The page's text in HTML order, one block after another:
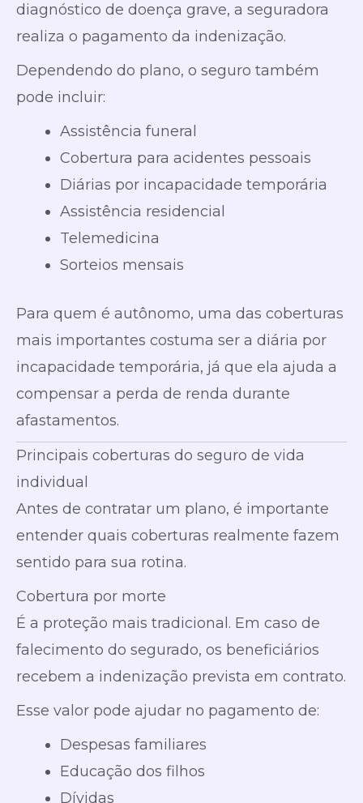
diagnóstico de doença grave, a seguradora
realiza o pagamento da indenização.
Dependendo do plano, o seguro também
pode incluir:
Assistência funeral
Cobertura para acidentes pessoais
Diárias por incapacidade temporária
Assistência residencial
Telemedicina
Sorteios mensais
Para quem é autônomo, uma das coberturas
mais importantes costuma ser a diária por
incapacidade temporária, já que ela ajuda a
compensar a perda de renda durante
afastamentos.
Principais coberturas do seguro de vida
individual
Antes de contratar um plano, é importante
entender quais coberturas realmente fazem
sentido para sua rotina.
Cobertura por morte
É a proteção mais tradicional. Em caso de
falecimento do segurado, os beneficiários
recebem a indenização prevista em contrato.
Esse valor pode ajudar no pagamento de:
Despesas familiares
Educação dos filhos
Dívidas